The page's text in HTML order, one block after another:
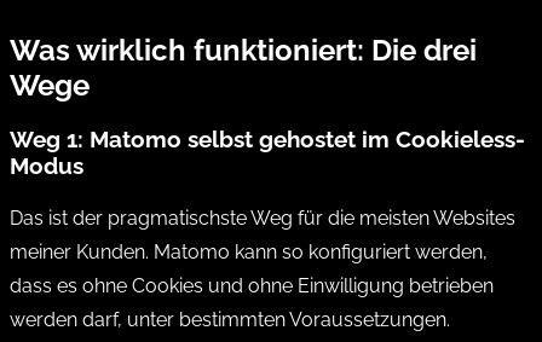
Was wirklich funktioniert: Die drei
Wege
Weg 1: Matomo selbst gehostet im Cookieless-
Modus
Das ist der pragmatischste Weg für die meisten Websites
meiner Kunden. Matomo kann so konfiguriert werden,
dass es ohne Cookies und ohne Einwilligung betrieben
werden darf, unter bestimmten Voraussetzungen.